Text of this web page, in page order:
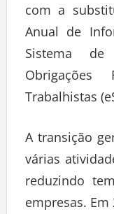
com a
Anual de
Sistema de
Obrigações
Trabalhistas
A transição
várias
reduzindo
empresas.